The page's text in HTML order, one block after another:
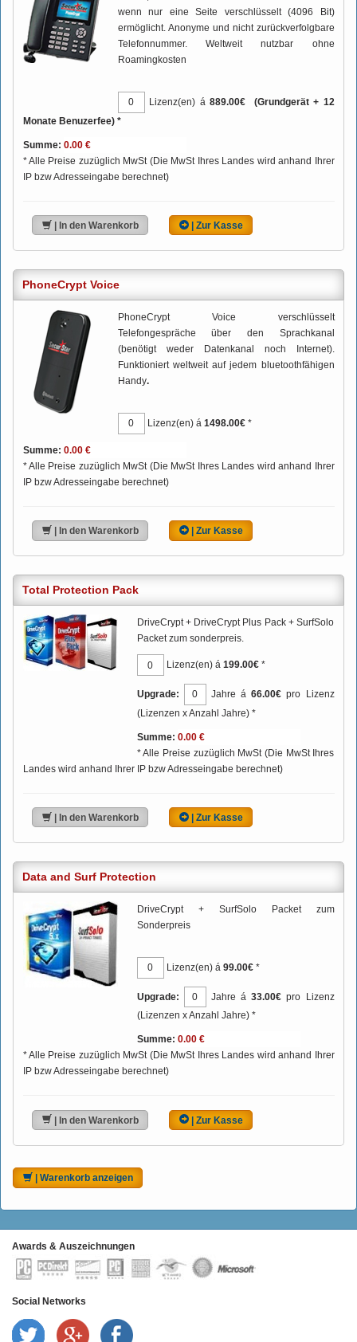
wenn nur eine Seite verschlüsselt (4096 Bit)
ermöglicht. Anonyme und nicht zurückverfolgbare
Telefonnummer. Weltweit nutzbar ohne
Roamingkosten
Lizenz(en) á889.00€ (Grundgerät + 12
Monate Benuzerfee) *
Summe:
* Alle Preise zuzüglich MwSt (Die MwSt Ihres Landes wird anhand Ihrer
IP bzw Adresseingabe berechnet)
| In den Warenkorb | Zur Kasse
PhoneCrypt Voice
PhoneCrypt Voice verschlüsselt
Telefongespräche über den Sprachkanal
(benötigt weder Datenkanal noch Internet).
Funktioniert weltweit auf jedem bluetoothfähigen
Handy.
Lizenz(en) á 1498.00€ *
Summe:
* Alle Preise zuzüglich MwSt (Die MwSt Ihres Landes wird anhand Ihrer
IP bzw Adresseingabe berechnet)
| In den Warenkorb | Zur Kasse
Total Protection Pack
DriveCrypt + DriveCrypt Plus Pack + SurfSolo
Packet zum sonderpreis.
Lizenz(en) á 199.00€ *
Upgrade: Jahre á66.00€ pro Lizenz
(Lizenzen x Anzahl Jahre) *
Summe:
* Alle Preise zuzüglich MwSt (Die MwSt Ihres
Landes wird anhand Ihrer IP bzw Adresseingabe berechnet)
| In den Warenkorb | Zur Kasse
Data and Surf Protection
DriveCrypt + SurfSolo Packet zum
Sonderpreis
Lizenz(en) á 99.00€ *
Upgrade: Jahre á33.00€ pro Lizenz
(Lizenzen x Anzahl Jahre) *
Summe:
* Alle Preise zuzüglich MwSt (Die MwSt Ihres Landes wird anhand Ihrer
IP bzw Adresseingabe berechnet)
| In den Warenkorb | Zur Kasse
| Warenkorb anzeigen
Awards & Auszeichnungen
Social Networks